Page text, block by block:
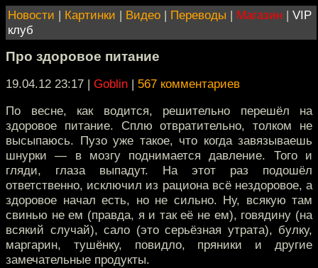
Новости | Картинки | Видео | Переводы | Магазин | VIP
клуб
Про здоровое питание
19.04.12 23:17 | Goblin | 567 комментариев
По весне, как водится, решительно перешёл на
здоровое питание. Сплю отвратительно, толком не
высыпаюсь. Пузо уже такое, что когда завязываешь
шнурки — в мозгу поднимается давление. Того и
гляди, глаза выпадут. На этот раз подошёл
ответственно, исключил из рациона всё нездоровое, а
здоровое начал есть, но не сильно. Ну, всякую там
свинью не ем (правда, я и так её не ем), говядину (на
всякий случай), сало (это серьёзная утрата), булку,
маргарин, тушёнку, повидло, пряники и другие
замечательные продукты.